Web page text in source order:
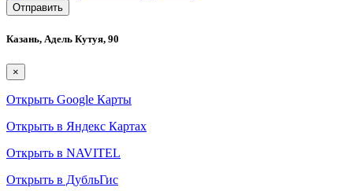
Казань, Адель Кутуя, 90
×
Открыть Google Карты
Открыть в Яндекс Картах
Открыть в NAVITEL
Открыть в ДубльГис